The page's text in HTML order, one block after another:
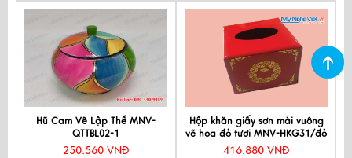
Hũ Cam Vẽ Lập Thể MNV-
QTTBL02-1
250.560 VNĐ
Hộp khăn giấy sơn mài vuông
vẽ hoa đỏ tươi MNV-HKG31/đỏ
tươi
416.880 VNĐ